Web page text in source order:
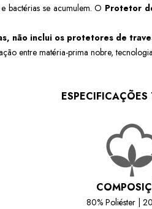
bactérias se acumulem. O Protetor
não inclui os protetores de
entre matéria-prima nobre,
80% Poliéster |